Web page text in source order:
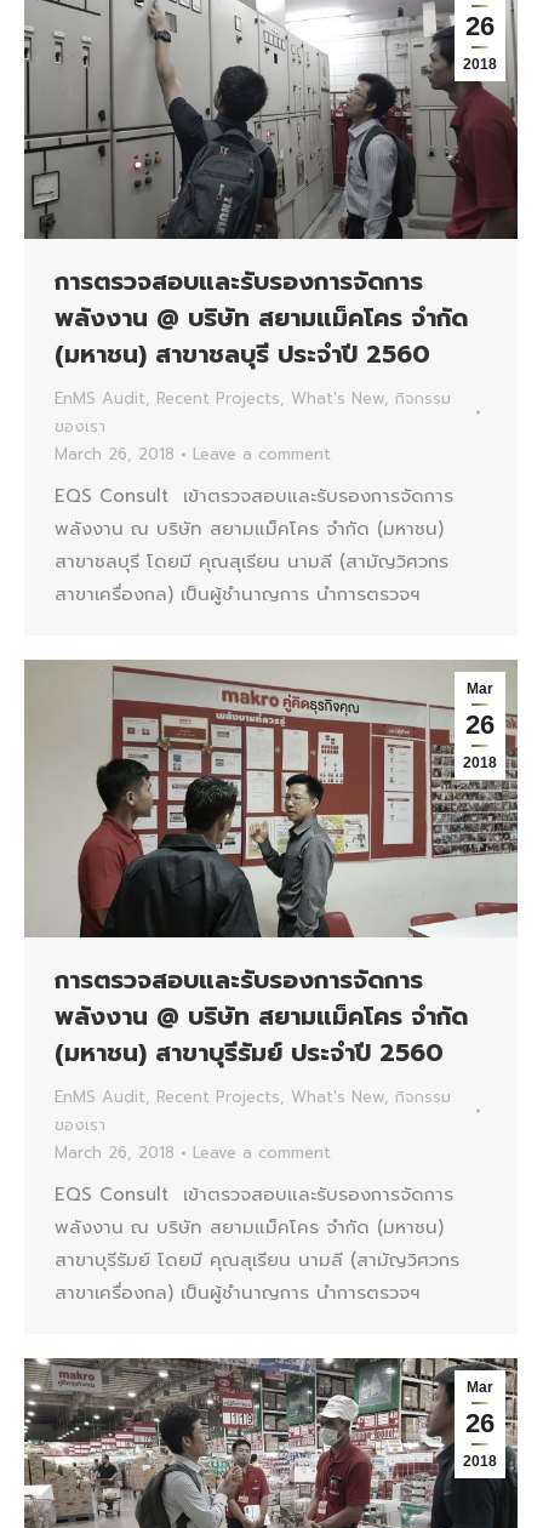
26
2018
การตรวจสอบและรับรองการจัดการ
พลังงาน @ บริษัท สยามแม็คโคร จำกัด
(มหาชน) สาขาชลบุรี ประจำปี 2560
EnMS Audit, Recent Projects, What's New, กิจกรรม
ของเรา
March 26, 2018
Leave a comment
EQS Consult เข้าตรวจสอบและรับรองการจัดการ
พลังงาน ณ บริษัท สยามแม็คโคร จำกัด (มหาชน)
สาขาชลบุรี โดยมี คุณสุเรียน นามลี (สามัญวิศวกร
สาขาเครื่องกล) เป็นผู้ชำนาญการ นำการตรวจฯ
Mar
26
2018
การตรวจสอบและรับรองการจัดการ
พลังงาน @ บริษัท สยามแม็คโคร จำกัด
(มหาชน) สาขาบุรีรัมย์ ประจำปี 2560
EnMS Audit, Recent Projects, What's New, กิจกรรม
ของเรา
March 26, 2018
Leave a comment
EQS Consult เข้าตรวจสอบและรับรองการจัดการ
พลังงาน ณ บริษัท สยามแม็คโคร จำกัด (มหาชน)
สาขาบุรีรัมย์ โดยมี คุณสุเรียน นามลี (สามัญวิศวกร
สาขาเครื่องกล) เป็นผู้ชำนาญการ นำการตรวจฯ
Mar
26
2018